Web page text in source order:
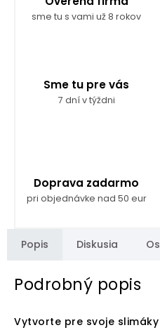
sme tu s vami už 8 rokov
Sme tu pre vás
7 dní v týždni
Doprava zadarmo
pri objednávke nad 50 eur
Popis Diskusia
Podrobný popis
Vytvorte pre svoje slimáky